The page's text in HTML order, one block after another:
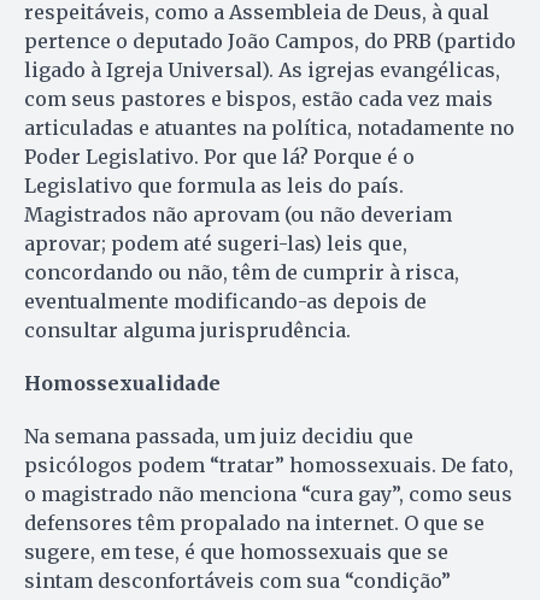
respeitáveis, como a Assembleia de Deus, à qual
pertence o deputado João Campos, do PRB (partido
ligado à Igreja Universal). As igrejas evangélicas,
com seus pastores e bispos, estão cada vez mais
articuladas e atuantes na política, notadamente no
Poder Legislativo. Por que lá? Porque é o
Legislativo que formula as leis do país.
Magistrados não aprovam (ou não deveriam
aprovar; podem até sugeri-las) leis que,
concordando ou não, têm de cumprir à risca,
eventualmente modificando-as depois de
consultar alguma jurisprudência.
Homossexualidade
Na semana passada, um juiz decidiu que
psicólogos podem “tratar” homossexuais. De fato,
o magistrado não menciona “cura gay”, como seus
defensores têm propalado na internet. O que se
sugere, em tese, é que homossexuais que se
sintam desconfortáveis com sua “condição”